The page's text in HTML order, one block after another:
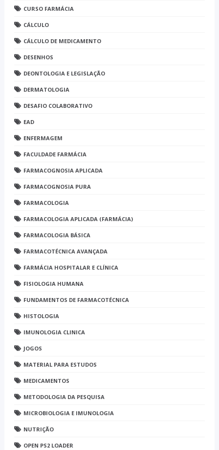
CURSO FARMÁCIA
CÁLCULO
CÁLCULO DE MEDICAMENTO
DESENHOS
DEONTOLOGIA E LEGISLAÇÃO
DERMATOLOGIA
DESAFIO COLABORATIVO
EAD
ENFERMAGEM
FACULDADE FARMÁCIA
FARMACOGNOSIA APLICADA
FARMACOGNOSIA PURA
FARMACOLOGIA
FARMACOLOGIA APLICADA (FARMÁCIA)
FARMACOLOGIA BÁSICA
FARMACOTÉCNICA AVANÇADA
FARMÁCIA HOSPITALAR E CLÍNICA
FISIOLOGIA HUMANA
FUNDAMENTOS DE FARMACOTÉCNICA
HISTOLOGIA
IMUNOLOGIA CLINICA
JOGOS
MATERIAL PARA ESTUDOS
MEDICAMENTOS
METODOLOGIA DA PESQUISA
MICROBIOLOGIA E IMUNOLOGIA
NUTRIÇÃO
OPEN PS2 LOADER